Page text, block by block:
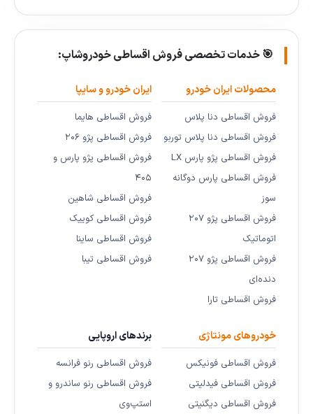
🎯 خدمات تخصصی فروش اقساطی خودروشاپ:
محصولات ایران خودرو
فروش اقساطی دنا پلاس
فروش اقساطی دنا پلاس توربو
فروش اقساطی پژو پارس LX
فروش اقساطی پارس دوگانه
سوز
فروش اقساطی پژو ۲۰۷
اتوماتیک
فروش اقساطی پژو ۲۰۷
دنده‌ای
فروش اقساطی تارا
ایران خودرو و سایپا
فروش اقساطی هایما
فروش اقساطی پژو ۲۰۶
فروش اقساطی پژو پارس و
۴۰۵
فروش اقساطی شاهین
فروش اقساطی کوییک
فروش اقساطی ساینا
فروش اقساطی تیبا
خودروهای مونتاژی
فروش اقساطی فونیکس
فروش اقساطی فیدلیتی
فروش اقساطی دیگنیتی
برندهای اروپایی
فروش اقساطی رنو فرانسه
فروش اقساطی رنو ساندرو و
استپ‌وی